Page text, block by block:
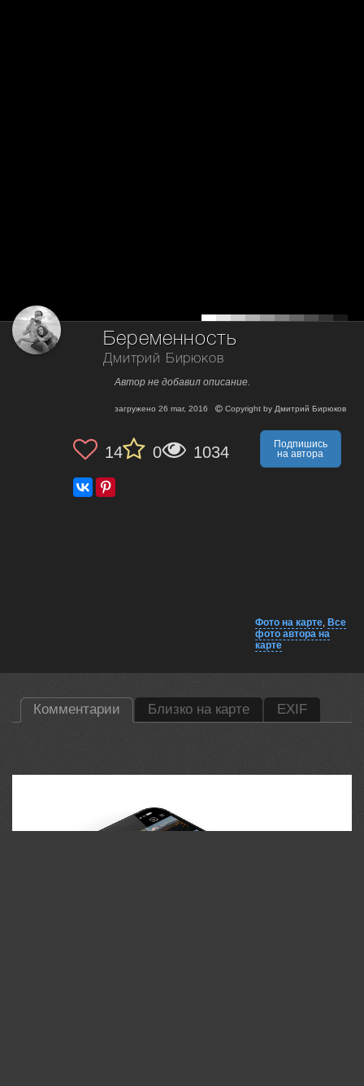
Беременность
Дмитрий Бирюков
Автор не добавил описание.
загружено 26 mar, 2016 Copyright by Дмитрий Бирюков
14 0 1034
Подпишись
на автора
Фото на карте, Все
фото автора на
карте
Комментарии Близко на карте EXIF